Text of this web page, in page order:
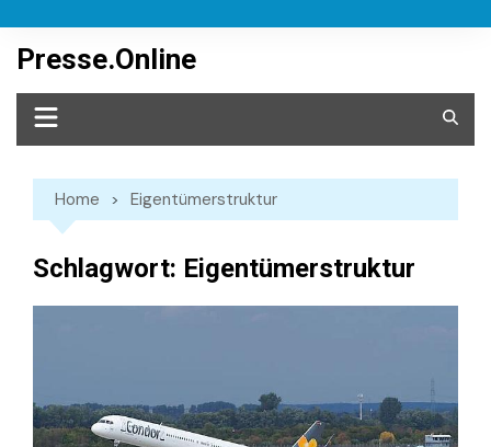
content
Presse.Online
Home Eigentümerstruktur
Schlagwort: Eigentümerstruktur